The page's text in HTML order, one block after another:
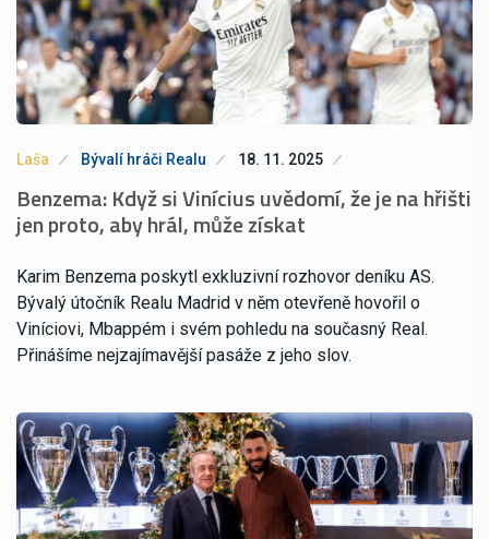
Laša Bývalí hráči Realu 18. 11. 2025
Benzema: Když si Vinícius uvědomí, že je na hřišti
jen proto, aby hrál, může získat
Karim Benzema poskytl exkluzivní rozhovor deníku AS.
Bývalý útočník Realu Madrid v něm otevřeně hovořil o
Viníciovi, Mbappém i svém pohledu na současný Real.
Přinášíme nejzajímavější pasáže z jeho slov.